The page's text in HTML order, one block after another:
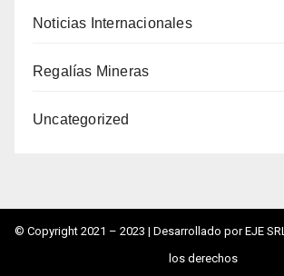
Noticias Internacionales
Regalías Mineras
Uncategorized
© Copyright 2021 – 2023 | Desarrollado por EJE SRL
los derechos